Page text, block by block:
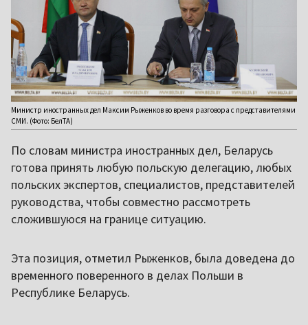
Министр иностранных дел Максим Рыженков во время разговора с представителями
СМИ. (Фото: БелТА)
По словам министра иностранных дел, Беларусь
готова принять любую польскую делегацию, любых
польских экспертов, специалистов, представителей
руководства, чтобы совместно рассмотреть
сложившуюся на границе ситуацию.
Эта позиция, отметил Рыженков, была доведена до
временного поверенного в делах Польши в
Республике Беларусь.